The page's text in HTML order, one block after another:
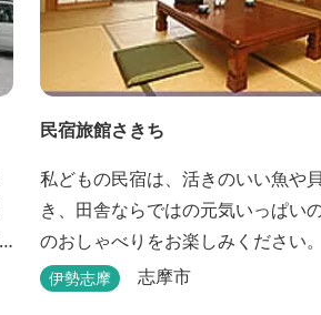
民宿旅館さきち
私どもの民宿は、活きのいい魚や
き、田舎ならではの元気いっぱい
のおしゃべりをお楽しみください
世話させていただきます！
伊勢志摩 志摩市